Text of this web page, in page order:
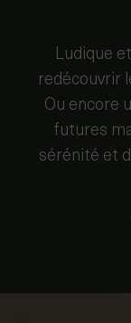
Ludique
redécouvrir
Ou encore
futures
sérénité et